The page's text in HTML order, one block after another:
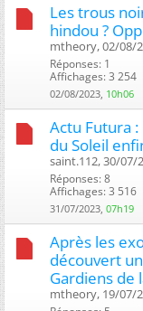
Les trous
hindou ?
mtheory, 02/08/
Réponses: 1
Affichages: 3 254
02/08/2023, 10h06
Actu Futura
du Soleil
saint.112, 30/07/
Réponses: 8
Affichages: 3 516
31/07/2023, 07h19
Après les
découvert
Gardiens de
mtheory, 19/07/